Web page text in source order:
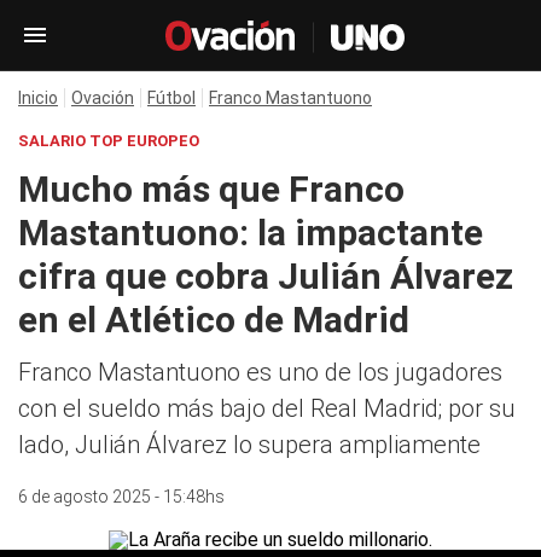
Inicio Ovación Fútbol Franco Mastantuono
SALARIO TOP EUROPEO
Mucho más que Franco
Mastantuono: la impactante
cifra que cobra Julián Álvarez
en el Atlético de Madrid
Franco Mastantuono es uno de los jugadores
con el sueldo más bajo del Real Madrid; por su
lado, Julián Álvarez lo supera ampliamente
6 de agosto 2025 - 15:48hs